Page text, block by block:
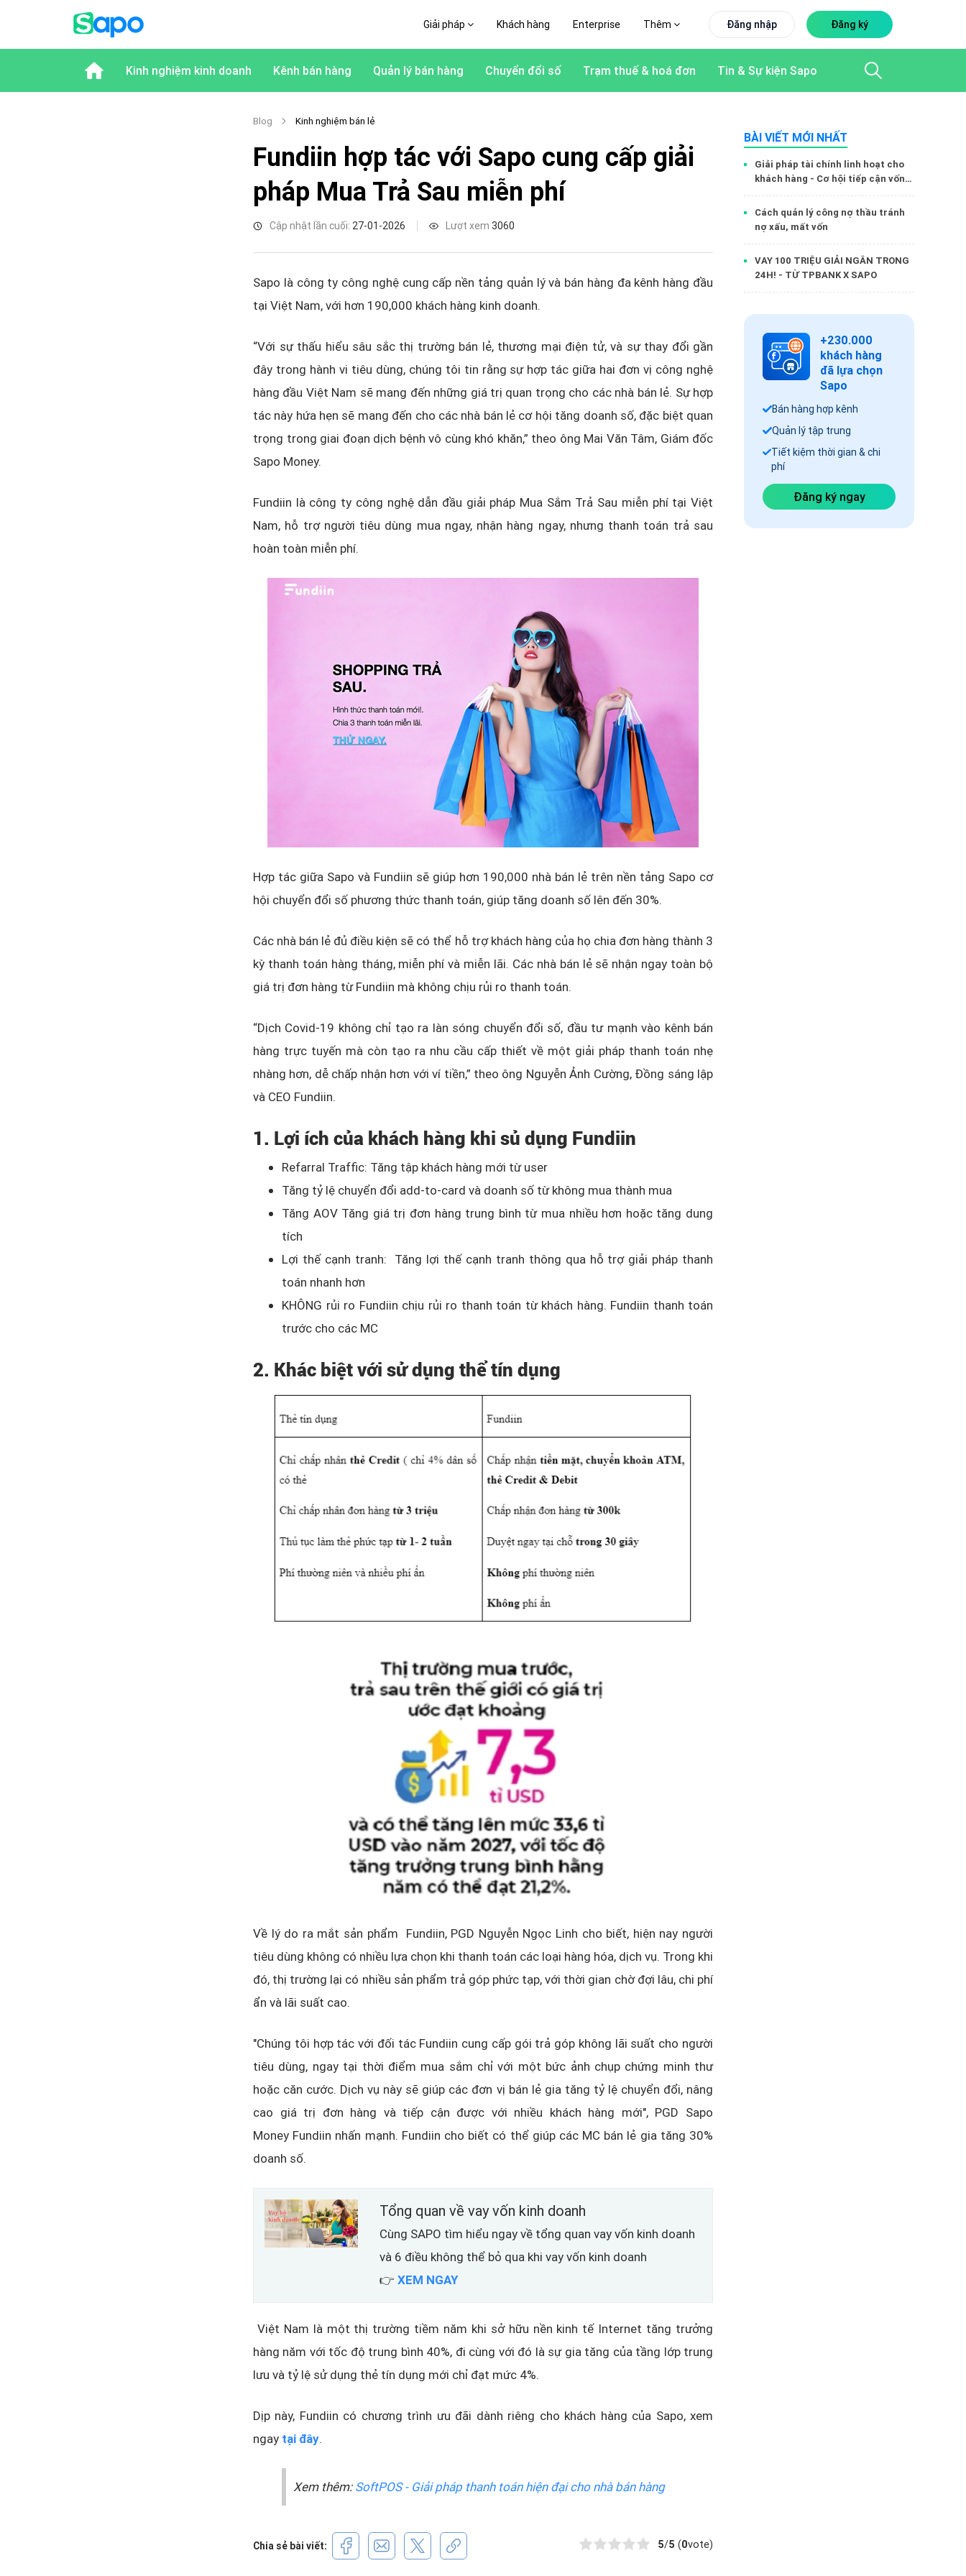
Giải pháp Khách hàng Enterprise Thêm Đăng nhập Đăng ký
Kinh nghiệm kinh doanh Kênh bán hàng Quản lý bán hàng Chuyển đổi số Trạm thuế & hoá đơn Tin & Sự kiện Sapo
BÀI VIẾT MỚI NHẤT
Giải pháp tài chính linh hoạt cho
khách hàng - Cơ hội tiếp cận vốn
dễ dàng hơn cùng Sapo Money
Cách quản lý công nợ thầu tránh
nợ xấu, mất vốn
VAY 100 TRIỆU GIẢI NGÂN TRONG
24H! - TỪ TPBANK X SAPO
+230.000
khách hàng
đã lựa chọn
Sapo
Bán hàng hợp kênh
Quản lý tập trung
Tiết kiệm thời gian & chi
phí
Đăng ký ngay
Blog Kinh nghiệm bán lẻ
Fundiin hợp tác với Sapo cung cấp giải
pháp Mua Trả Sau miễn phí
Cập nhật lần cuối: 27-01-2026 Lượt xem 3060
Sapo là công ty công nghệ cung cấp nền tảng quản lý và bán hàng đa kênh hàng đầu
tại Việt Nam, với hơn 190,000 khách hàng kinh doanh.
“Với sự thấu hiểu sâu sắc thị trường bán lẻ, thương mại điện tử, và sự thay đổi gần
đây trong hành vi tiêu dùng, chúng tôi tin rằng sự hợp tác giữa hai đơn vị công nghệ
hàng đầu Việt Nam sẽ mang đến những giá trị quan trọng cho các nhà bán lẻ. Sự hợp
tác này hứa hẹn sẽ mang đến cho các nhà bán lẻ cơ hội tăng doanh số, đặc biệt quan
trọng trong giai đoạn dịch bệnh vô cùng khó khăn,” theo ông Mai Văn Tâm, Giám đốc
Sapo Money.
Fundiin là công ty công nghệ dẫn đầu giải pháp Mua Sắm Trả Sau miễn phí tại Việt
Nam, hỗ trợ người tiêu dùng mua ngay, nhận hàng ngay, nhưng thanh toán trả sau
hoàn toàn miễn phí.
Hợp tác giữa Sapo và Fundiin sẽ giúp hơn 190,000 nhà bán lẻ trên nền tảng Sapo cơ
hội chuyển đổi số phương thức thanh toán, giúp tăng doanh số lên đến 30%.
Các nhà bán lẻ đủ điều kiện sẽ có thể hỗ trợ khách hàng của họ chia đơn hàng thành 3
kỳ thanh toán hàng tháng, miễn phí và miễn lãi. Các nhà bán lẻ sẽ nhận ngay toàn bộ
giá trị đơn hàng từ Fundiin mà không chịu rủi ro thanh toán.
“Dịch Covid-19 không chỉ tạo ra làn sóng chuyển đổi số, đầu tư mạnh vào kênh bán
hàng trực tuyến mà còn tạo ra nhu cầu cấp thiết về một giải pháp thanh toán nhẹ
nhàng hơn, dễ chấp nhận hơn với ví tiền,” theo ông Nguyễn Ảnh Cường, Đồng sáng lập
và CEO Fundiin.
1. Lợi ích của khách hàng khi sủ dụng Fundiin
Refarral Traffic: Tăng tập khách hàng mới từ user
Tăng tỷ lệ chuyển đổi add-to-card và doanh số từ không mua thành mua
Tăng AOV Tăng giá trị đơn hàng trung bình từ mua nhiều hơn hoặc tăng dung
tích
Lợi thế cạnh tranh: Tăng lợi thế cạnh tranh thông qua hỗ trợ giải pháp thanh
toán nhanh hơn
KHÔNG rủi ro Fundiin chịu rủi ro thanh toán từ khách hàng. Fundiin thanh toán
trước cho các MC
2. Khác biệt với sử dụng thể tín dụng
Về lý do ra mắt sản phẩm Fundiin, PGD Nguyễn Ngọc Linh cho biết, hiện nay người
tiêu dùng không có nhiều lựa chọn khi thanh toán các loại hàng hóa, dịch vụ. Trong khi
đó, thị trường lại có nhiều sản phẩm trả góp phức tạp, với thời gian chờ đợi lâu, chi phí
ẩn và lãi suất cao.
"Chúng tôi hợp tác với đối tác Fundiin cung cấp gói trả góp không lãi suất cho người
tiêu dùng, ngay tại thời điểm mua sắm chỉ với một bức ảnh chụp chứng minh thư
hoặc căn cước. Dịch vụ này sẽ giúp các đơn vị bán lẻ gia tăng tỷ lệ chuyển đổi, nâng
cao giá trị đơn hàng và tiếp cận được với nhiều khách hàng mới", PGD Sapo
Money Fundiin nhấn mạnh. Fundiin cho biết có thể giúp các MC bán lẻ gia tăng 30%
doanh số.
Tổng quan về vay vốn kinh doanh
Cùng SAPO tìm hiểu ngay về tổng quan vay vốn kinh doanh
và 6 điều không thể bỏ qua khi vay vốn kinh doanh
👉 XEM NGAY
Việt Nam là một thị trường tiềm năm khi sở hữu nền kinh tế Internet tăng trưởng
hàng năm với tốc độ trung bình 40%, đi cùng với đó là sự gia tăng của tầng lớp trung
lưu và tỷ lệ sử dụng thẻ tín dụng mới chỉ đạt mức 4%.
Dịp này, Fundiin có chương trình ưu đãi dành riêng cho khách hàng của Sapo, xem
ngay tại đây.
Xem thêm:SoftPOS - Giải pháp thanh toán hiện đại cho nhà bán hàng
Chia sẻ bài viết: 5/5 (0vote)